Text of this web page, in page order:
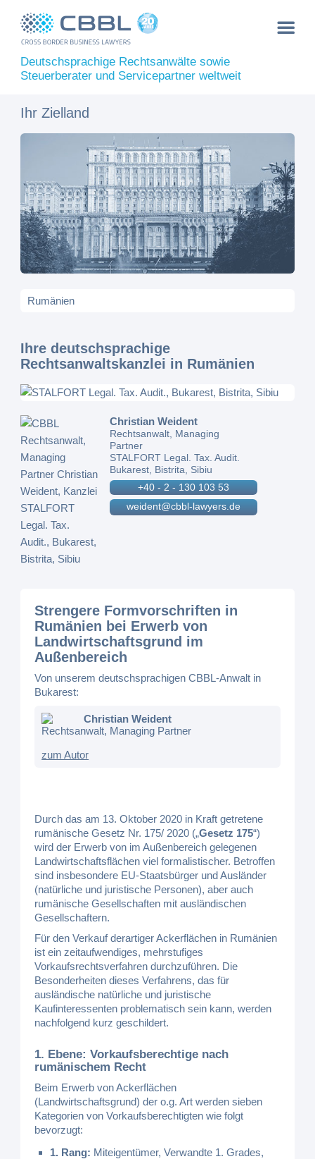
Deutschsprachige Rechtsanwälte sowie
Steuerberater und Servicepartner weltweit
Ihr Zielland
Ihre deutschsprachige
Rechtsanwaltskanzlei in Rumänien
Christian Weident
Rechtsanwalt, Managing
Partner
STALFORT Legal. Tax. Audit.
Bukarest, Bistrita, Sibiu
+40 - 2 - 130 103 53
weident@cbbl-lawyers.de
Strengere Formvorschriften in
Rumänien bei Erwerb von
Landwirtschaftsgrund im
Außenbereich
Von unserem deutschsprachigen CBBL-Anwalt in
Bukarest:
Christian Weident
Rechtsanwalt, Managing Partner
zum Autor
Durch das am 13. Oktober 2020 in Kraft getretene
rumänische Gesetz Nr. 175/ 2020 („Gesetz 175“)
wird der Erwerb von im Außenbereich gelegenen
Landwirtschaftsflächen viel formalistischer. Betroffen
sind insbesondere EU-Staatsbürger und Ausländer
(natürliche und juristische Personen), aber auch
rumänische Gesellschaften mit ausländischen
Gesellschaftern.
Für den Verkauf derartiger Ackerflächen in Rumänien
ist ein zeitaufwendiges, mehrstufiges
Vorkaufsrechtsverfahren durchzuführen. Die
Besonderheiten dieses Verfahrens, das für
ausländische natürliche und juristische
Kaufinteressenten problematisch sein kann, werden
nachfolgend kurz geschildert.
1. Ebene: Vorkaufsberechtige nach
rumänischem Recht
Beim Erwerb von Ackerflächen
(Landwirtschaftsgrund) der o.g. Art werden sieben
Kategorien von Vorkaufsberechtigten wie folgt
bevorzugt:
1. Rang: Miteigentümer, Verwandte 1. Grades,